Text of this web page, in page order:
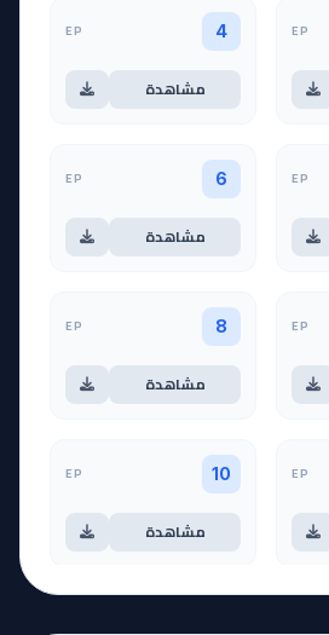
EP
4
EP
مشاهدة
EP
6
EP
مشاهدة
EP
8
EP
مشاهدة
EP
10
EP
مشاهدة
آخر حلقة 🔥
12